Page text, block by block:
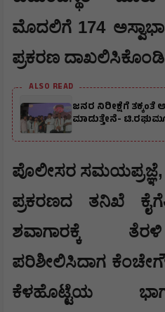
ಮೊದಲಿಗೆ 174
ಪ್ರಕರಣ
ALSO READ
ಜನರ ನಿರೀಕ್ಷೆಗೆ
ಮಾಡುತ್ತೇನೆ-
ಪೊಲೀಸರ ಸಮಯಪ್ರಜ್ಞೆ,
ಪ್ರಕರಣದ ತನಿಖೆ
ಶವಾಗಾರಕ್ಕೆ
ಪರಿಶೀಲಿಸಿದಾಗ
ಕೆಳಹೊಟ್ಟೆಯ